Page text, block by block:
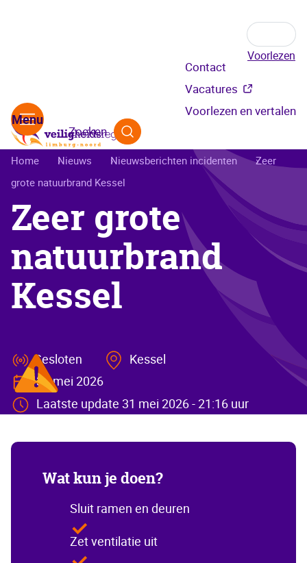
Voorlezen
Secundair
menu
Contact
Vacatures
Voorlezen en vertalen
Zoeken
Kruimelpad
Home Nieuws Nieuwsberichten incidenten
Zeer
grote natuurbrand Kessel
Zeer grote
natuurbrand
Kessel
Gesloten
Kessel
31 mei 2026
Laatste update 31 mei 2026 - 21:16 uur
Wat kun je doen?
Sluit ramen en deuren
Zet ventilatie uit